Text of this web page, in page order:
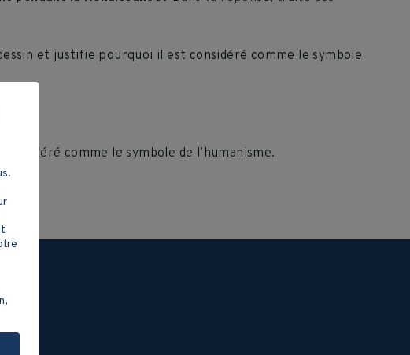
et justifie pourquoi il est considéré comme le symbole
comme le symbole de l’humanisme.